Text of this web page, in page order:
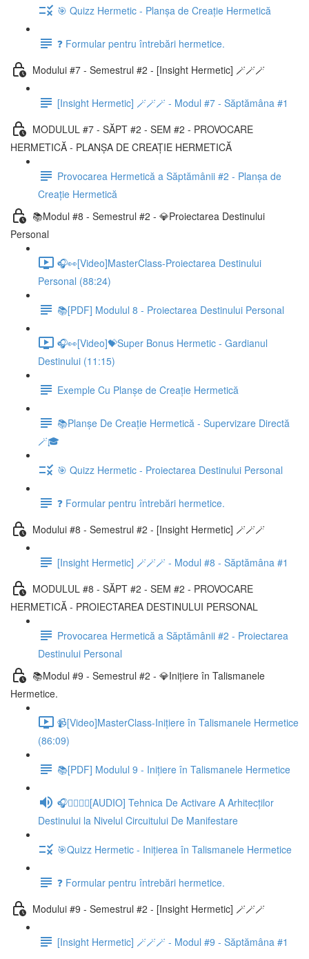
🎯 Quizz Hermetic - Planșa de Creație Hermetică
❓ Formular pentru întrebări hermetice.
Modului #7 - Semestrul #2 - [Insight Hermetic] 🪄🪄🪄
[Insight Hermetic] 🪄🪄🪄 - Modul #7 - Săptămâna #1
MODULUL #7 - SĂPT #2 - SEM #2 - PROVOCARE
HERMETICĂ - PLANȘA DE CREAȚIE HERMETICĂ
Provocarea Hermetică a Săptămânii #2 - Planșa de
Creație Hermetică
📚Modul #8 - Semestrul #2 - 💎Proiectarea Destinului
Personal
🎧👀[Video]MasterClass-Proiectarea Destinului
Personal (88:24)
📚[PDF] Modulul 8 - Proiectarea Destinului Personal
🎧👀[Video]💝Super Bonus Hermetic - Gardianul
Destinului (11:15)
Exemple Cu Planșe de Creație Hermetică
📚Planșe De Creație Hermetică - Supervizare Directă
🪄🎓
🎯 Quizz Hermetic - Proiectarea Destinului Personal
❓ Formular pentru întrebări hermetice.
Modului #8 - Semestrul #2 - [Insight Hermetic] 🪄🪄🪄
[Insight Hermetic] 🪄🪄🪄 - Modul #8 - Săptămâna #1
MODULUL #8 - SĂPT #2 - SEM #2 - PROVOCARE
HERMETICĂ - PROIECTAREA DESTINULUI PERSONAL
Provocarea Hermetică a Săptămânii #2 - Proiectarea
Destinului Personal
📚Modul #9 - Semestrul #2 - 💎Inițiere în Talismanele
Hermetice.
📹[Video]MasterClass-Inițiere în Talismanele Hermetice
(86:09)
📚[PDF] Modulul 9 - Inițiere în Talismanele Hermetice
🎧🧘‍♂️🧘‍♀️[AUDIO] Tehnica De Activare A Arhitecților
Destinului la Nivelul Circuitului De Manifestare
🎯Quizz Hermetic - Inițierea în Talismanele Hermetice
❓ Formular pentru întrebări hermetice.
Modului #9 - Semestrul #2 - [Insight Hermetic] 🪄🪄🪄
[Insight Hermetic] 🪄🪄🪄 - Modul #9 - Săptămâna #1